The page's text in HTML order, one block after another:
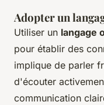
Adopter un
Utiliser un langage
pour établir des
implique de parler
d'écouter
communication